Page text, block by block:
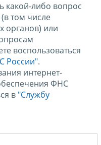
какой-либо вопрос
том числе
органов) или
воспользоваться
России".
интернет-
ФНС
в "Службу